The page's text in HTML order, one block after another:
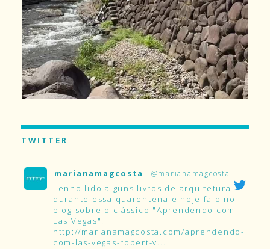
TWITTER
marianamagcosta @marianamagcosta ·
Tenho lido alguns livros de arquitetura
durante essa quarentena e hoje falo no
blog sobre o clássico "Aprendendo com
Las Vegas":
http://marianamagcosta.com/aprendendo-
com-las-vegas-robert-v...